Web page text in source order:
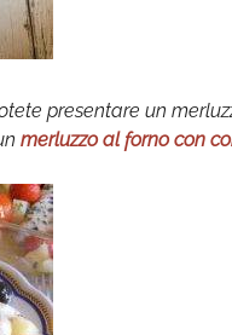
presentare un
merluzzo al forno con